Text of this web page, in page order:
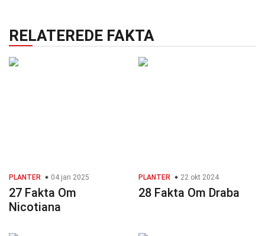
RELATEREDE FAKTA
PLANTER 04 jan 2025
27 Fakta Om
Nicotiana
PLANTER 22 okt 2024
28 Fakta Om Draba